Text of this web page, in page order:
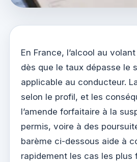
En France, l’alcool au
dès que le taux dépasse le
applicable au conducteur.
selon le profil, et les
l’amende forfaitaire à la
permis, voire à des
barème ci-dessous aide à
rapidement les cas les plus